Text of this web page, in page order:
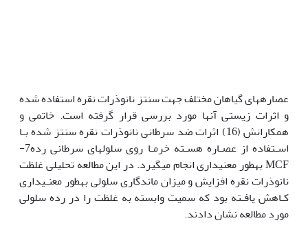
عصاره‏های گیاهان مختلف جهت سنتز نانوذرات نقره استفاده شده
و اثرات زیستی آن‫ها مورد بررسی قرار گرفته است. خاتمی و
همکارانش (16) اثرات ضد سرطانی نانوذرات نقره سنتز شده بـا
اسـتفاده از عصـاره هسـته خرمـا روی سلول‏های سرطانی رده7-
MCF به‏طور معنی‫داری انجام می‏گیرد. در این مطالعه تحلیلی غلظت
نانوذرات نقره افزایش و میزان ماندگاری سلولی به‏طور معنـی‫داری
کـاهش یافـته بود که سمیت وابسته به غلظت را در رده سلولی
مورد مطالعه نشان دادند.